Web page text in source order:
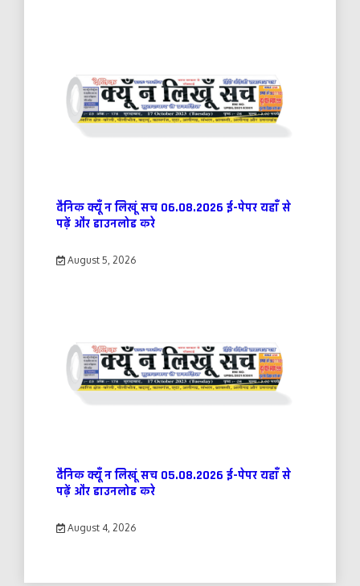
दैनिक क्यूँ न लिखूं सच 06.08.2026 ई-पेपर यहाँ से
पढ़ें और डाउनलोड करे
August 5, 2026
दैनिक क्यूँ न लिखूं सच 05.08.2026 ई-पेपर यहाँ से
पढ़ें और डाउनलोड करे
August 4, 2026